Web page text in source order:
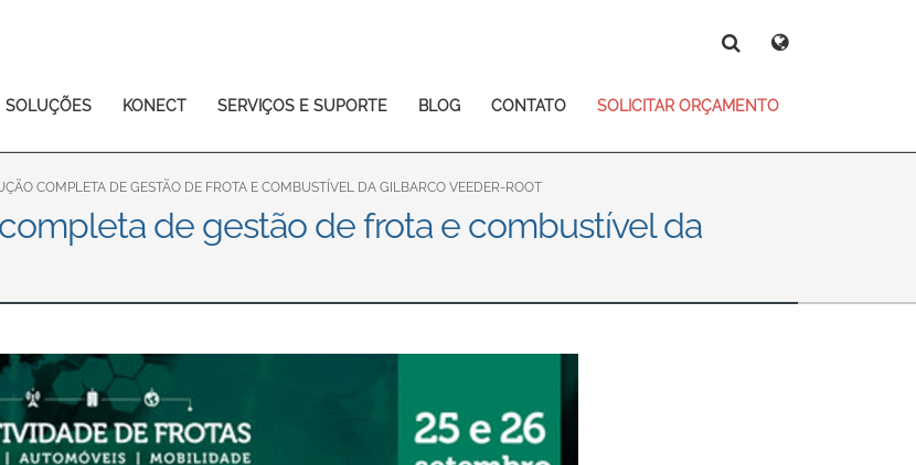
Français
Italiano Magyar
Norsk
Middle East and Africa
Australia 中国 South East Asia
SOLUÇÕES KONECT SERVIÇOS E SUPORTE BLOG CONTATO SOLICITAR ORÇAMENTO
COMPLETA DE GESTÃO DE FROTA E COMBUSTÍVEL DA GILBARCO VEEDER-ROOT
de gestão de frota e combustível da